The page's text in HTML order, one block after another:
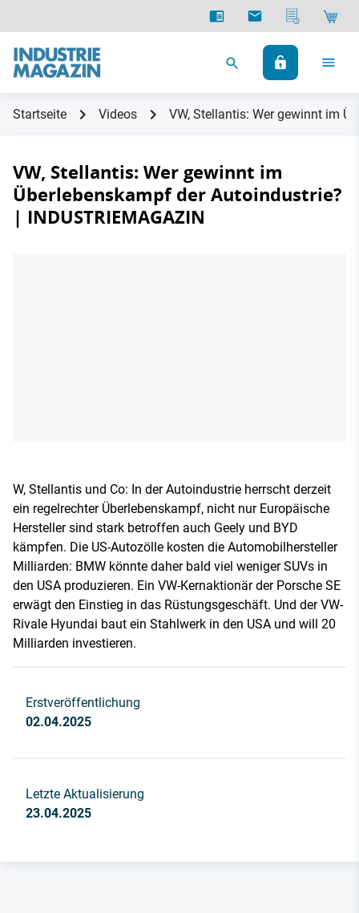
Startseite Videos VW, Stellantis: Wer gewinnt im
VW, Stellantis: Wer gewinnt im
Überlebenskampf der Autoindustrie?
| INDUSTRIEMAGAZIN
W, Stellantis und Co: In der Autoindustrie herrscht derzeit
ein regelrechter Überlebenskampf, nicht nur Europäische
Hersteller sind stark betroffen auch Geely und BYD
kämpfen. Die US-Autozölle kosten die Automobilhersteller
Milliarden: BMW könnte daher bald viel weniger SUVs in
den USA produzieren. Ein VW-Kernaktionär der Porsche SE
erwägt den Einstieg in das Rüstungsgeschäft. Und der VW-
Rivale Hyundai baut ein Stahlwerk in den USA und will 20
Milliarden investieren.
Erstveröffentlichung
02.04.2025
Letzte Aktualisierung
23.04.2025